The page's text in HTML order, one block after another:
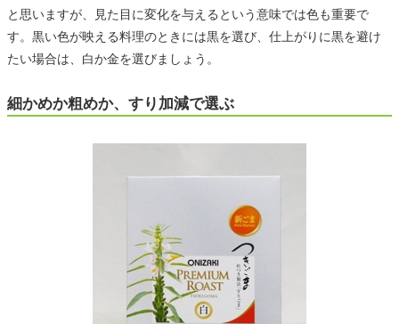
と思いますが、見た目に変化を与えるという意味では色も重要で
す。黒い色が映える料理のときには黒を選び、仕上がりに黒を避け
たい場合は、白か金を選びましょう。
細かめか粗めか、すり加減で選ぶ